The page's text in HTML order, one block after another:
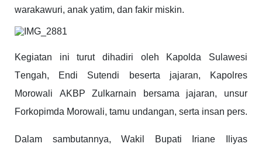
warakawuri, anak yatim, dan fakir miskin.
Kegiatan ini turut dihadiri oleh Kapolda Sulawesi
Tengah, Endi Sutendi beserta jajaran, Kapolres
Morowali AKBP Zulkarnain bersama jajaran, unsur
Forkopimda Morowali, tamu undangan, serta insan pers.
Dalam sambutannya, Wakil Bupati Iriane Iliyas